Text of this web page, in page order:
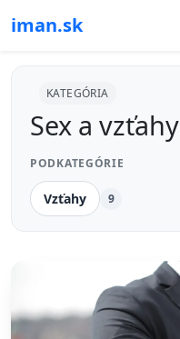
iman.sk
KATEGÓRIA
Sex a vzťahy
PODKATEGÓRIE
Vzťahy 9